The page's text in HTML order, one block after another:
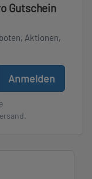
Gutschein
Aktionen,
Anmelden